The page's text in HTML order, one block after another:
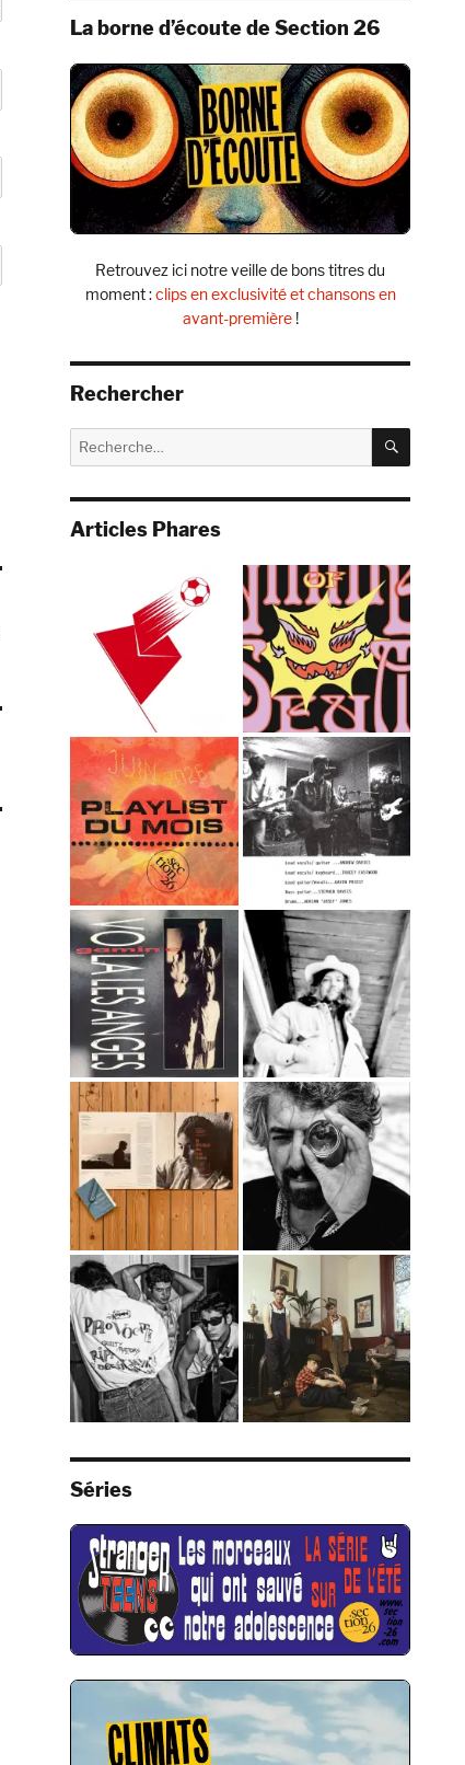
La borne d’écoute de Section 26
Retrouvez ici notre veille de bons titres du
moment :clips en exclusivité et chansons en
avant-première!
Rechercher
Recherche
pour :
Articles Phares
Séries